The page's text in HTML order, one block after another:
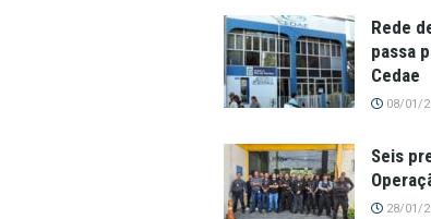
Rede
passa
Cedae
08/01/
Seis
28/01/